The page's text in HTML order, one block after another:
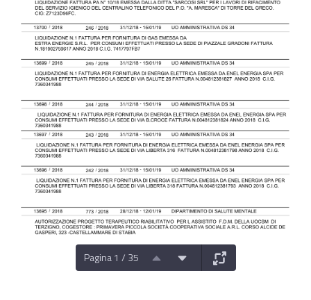
Pagina 1 / 35